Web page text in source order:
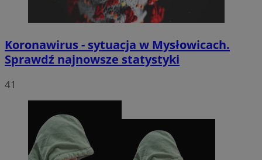
Koronawirus - sytuacja w Mysłowicach.
Sprawdź najnowsze statystyki
41